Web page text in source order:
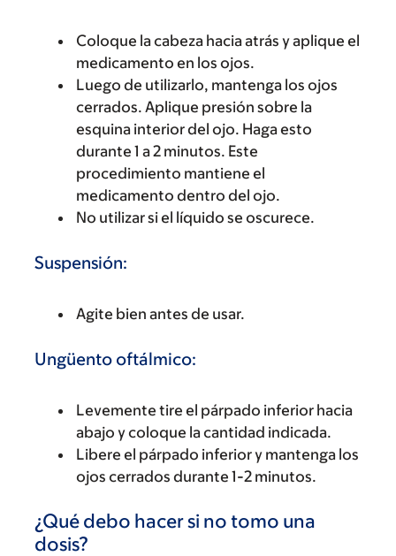
Coloque la cabeza hacia atrás y aplique el
medicamento en los ojos.
Luego de utilizarlo, mantenga los ojos
cerrados. Aplique presión sobre la
esquina interior del ojo. Haga esto
durante 1 a 2 minutos. Este
procedimiento mantiene el
medicamento dentro del ojo.
No utilizar si el líquido se oscurece.
Suspensión:
Agite bien antes de usar.
Ungüento oftálmico:
Levemente tire el párpado inferior hacia
abajo y coloque la cantidad indicada.
Libere el párpado inferior y mantenga los
ojos cerrados durante 1-2 minutos.
¿Qué debo hacer si no tomo una
dosis?